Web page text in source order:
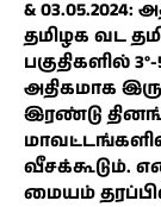
&
தமிழக வட
பகுதிகளில்
அதிகமாக
இரண்டு
வீசக்கூடும்.
மையம்